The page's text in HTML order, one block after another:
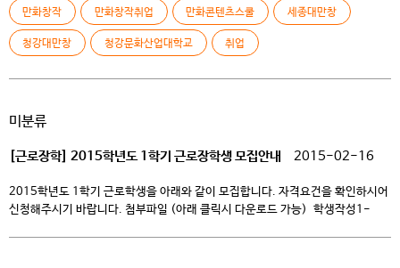
과제를 하며 졸업을 준비하는 3학년 학생들은 특히 더 마음이 조급할 지
모른다 취업이라는 그림자가 바짝 따라 붙었기 때문이다. 특히 올해는 졸업 작품
전시회가 작년에 비해 […]
만화창작 만화창작취업 만화콘텐츠스쿨 세종대만창
청강대만창 청강문화산업대학교 취업
미분류
[근로장학] 2015학년도 1학기 근로장학생 모집안내 2015-02-16
2015학년도 1학기 근로학생을 아래와 같이 모집합니다. 자격요건을 확인하시어
신청해주시기 바랍니다. 첨부파일 (아래 클릭시 다운로드 가능) 학생작성1-